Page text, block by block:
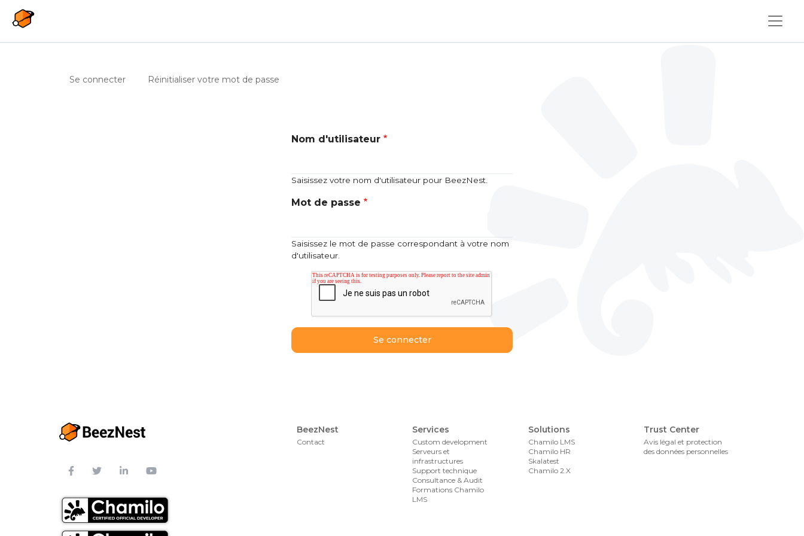
Onglets principaux
Se connecter(onglet actif)
Réinitialiser votre mot de passe
Nom d'utilisateur
Saisissez votre nom d'utilisateur pour BeezNest.
Mot de passe
Saisissez le mot de passe correspondant à votre nom
d'utilisateur.
BeezNest
Contact
Services
Custom development
Serveurs et
infrastructures
Support technique
Consultance & Audit
Formations Chamilo
LMS
Solutions
Chamilo LMS
Chamilo HR
Skalatest
Chamilo 2.X
Trust Center
Avis légal et protection
des données personnelles